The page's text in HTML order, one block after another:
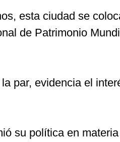
esta ciudad se
de Patrimonio
par, evidencia el
su política en